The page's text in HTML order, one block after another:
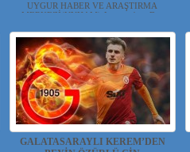
UYGUR HABER VE ARAŞTIRMA
MERKEZİ(UYHAM) Japonya'nın D...
GALATASARAYLI KEREM’DEN